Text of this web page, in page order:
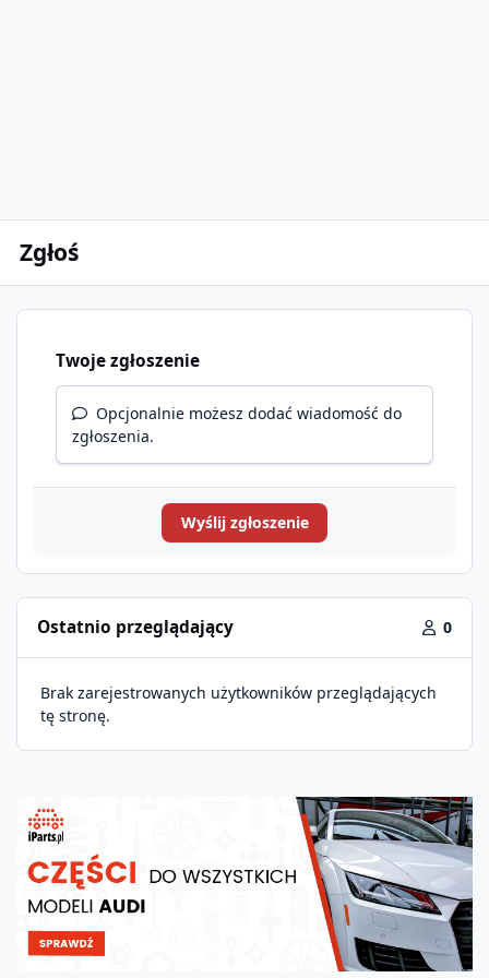
Zgłoś
Twoje zgłoszenie
Opcjonalnie możesz dodać wiadomość do
zgłoszenia.
Wyślij zgłoszenie
Ostatnio przeglądający 0
Brak zarejestrowanych użytkowników przeglądających
tę stronę.